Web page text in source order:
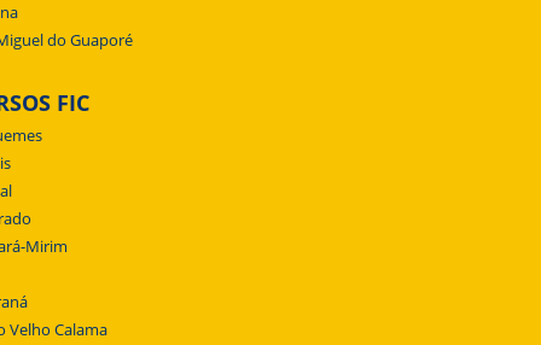
do Guaporé
FIC
Mirim
Velho Calama